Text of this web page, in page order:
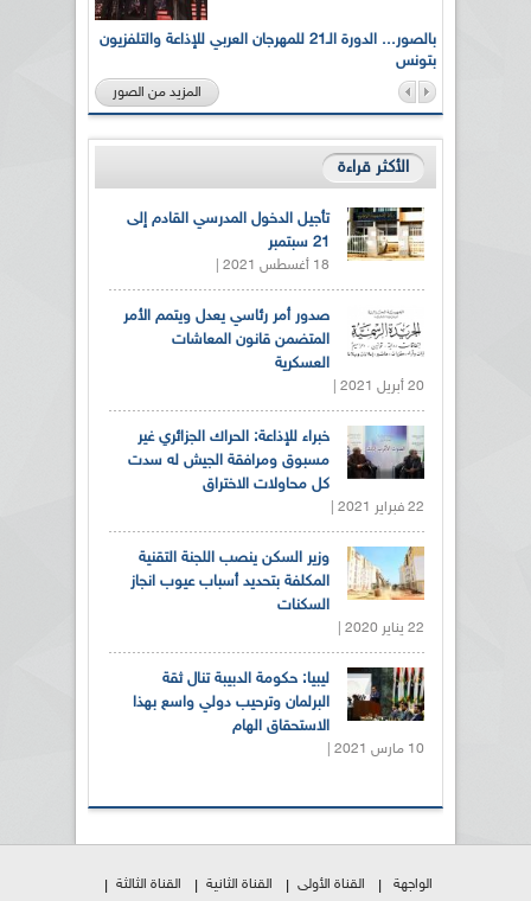
بالصور... الدورة الـ21 للمهرجان العربي للإذاعة والتلفزيون
بتونس
المزيد من الصور
الأكثر قراءة
تأجيل الدخول المدرسي القادم إلى
21 سبتمبر
18 أغسطس 2021 |
صدور أمر رئاسي يعدل ويتمم الأمر
المتضمن قانون المعاشات
العسكرية
20 أبريل 2021 |
خبراء للإذاعة: الحراك الجزائري غير
مسبوق ومرافقة الجيش له سدت
كل محاولات الاختراق
22 فبراير 2021 |
وزير السكن ينصب اللجنة التقنية
المكلفة بتحديد أسباب عيوب انجاز
السكنات
22 يناير 2020 |
ليبيا: حكومة الدبيبة تنال ثقة
البرلمان وترحيب دولي واسع بهذا
الاستحقاق الهام
10 مارس 2021 |
الواجهة القناة الأولى القناة الثانية القناة الثالثة